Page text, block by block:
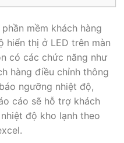
mềm khách hàng
hiển thị ở LED trên màn
có các chức năng như
hàng điều chỉnh thông
ngưỡng nhiệt độ,
cáo sẽ hỗ trợ khách
độ kho lạnh theo